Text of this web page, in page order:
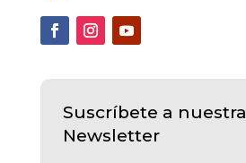
Suscríbete a nuestra
Newsletter